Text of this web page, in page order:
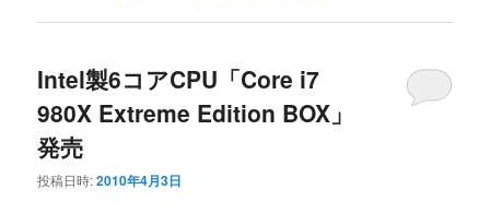
Intel製6コアCPU「Core i7
980X Extreme Edition BOX」
発売
投稿日時:2010年4月3日